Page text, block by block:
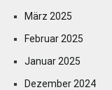
März 2025
Februar 2025
Januar 2025
Dezember 2024